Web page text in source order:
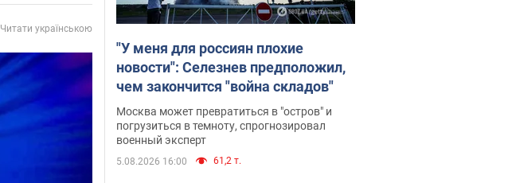
Читати українською
"У меня для россиян плохие
новости": Селезнев предположил,
чем закончится "война складов"
Москва может превратиться в "остров" и
погрузиться в темноту, спрогнозировал
военный эксперт
5.08.2026 16:00 61,2 т.